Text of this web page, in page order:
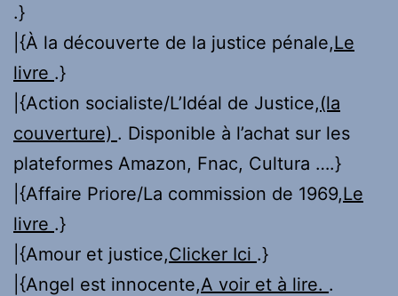
.}
|{À la découverte de la justice pénale,Le
livre .}
|{Action socialiste/L’Idéal de Justice,(la
couverture) . Disponible à l’achat sur les
plateformes Amazon, Fnac, Cultura ….}
|{Affaire Priore/La commission de 1969,Le
livre .}
|{Amour et justice,Clicker Ici .}
|{Angel est innocente,A voir et à lire. .